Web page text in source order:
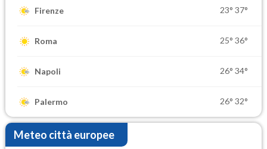
Firenze 23° 37°
Roma 25° 36°
Napoli 26° 34°
Palermo 26° 32°
Meteo città europee